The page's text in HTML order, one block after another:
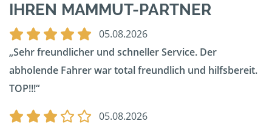
IHREN MAMMUT-PARTNER
05.08.2026
Sehr freundlicher und schneller Service. Der
abholende Fahrer war total freundlich und hilfsbereit.
TOP!!!
05.08.2026